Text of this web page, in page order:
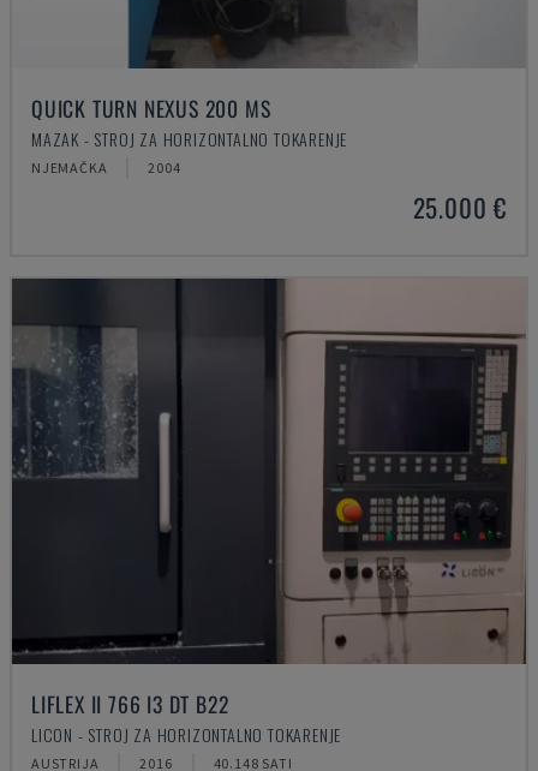
QUICK TURN NEXUS 200 MS
MAZAK - STROJ ZA HORIZONTALNO TOKARENJE
NJEMAČKA 2004
25.000 €
LIFLEX II 766 I3 DT B22
LICON - STROJ ZA HORIZONTALNO TOKARENJE
AUSTRIJA 2016 40.148 SATI